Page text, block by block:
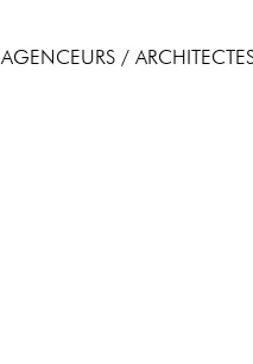
AGENCEURS /